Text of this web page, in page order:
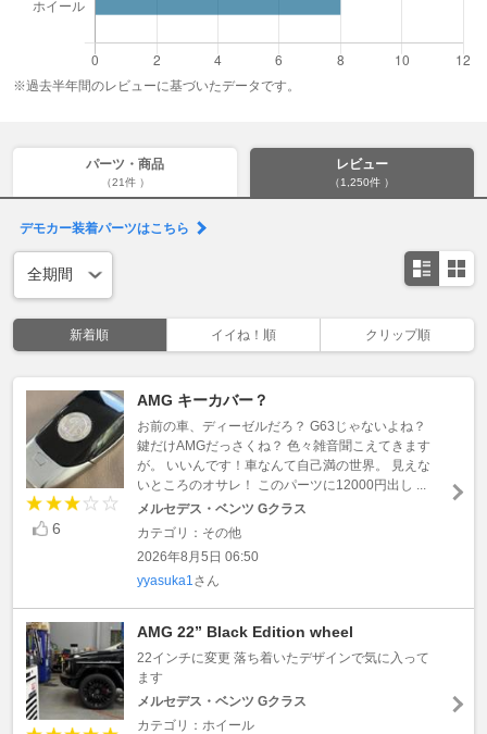
※過去半年間のレビューに基づいたデータです。
パーツ・商品
（21件 ）
レビュー
（1,250件 ）
デモカー装着パーツはこちら
新着順 イイね！順 クリップ順
6
AMG キーカバー？
お前の車、ディーゼルだろ？ G63じゃないよね？
鍵だけAMGだっさくね？ 色々雑音聞こえてきます
が。 いいんです！車なんて自己満の世界。 見えな
いところのオサレ！ このパーツに12000円出し ...
メルセデス・ベンツ Gクラス
カテゴリ：その他
2026年8月5日 06:50
yyasuka1 さん
AMG 22” Black Edition wheel
22インチに変更 落ち着いたデザインで気に入って
ます
メルセデス・ベンツ Gクラス
カテゴリ：ホイール